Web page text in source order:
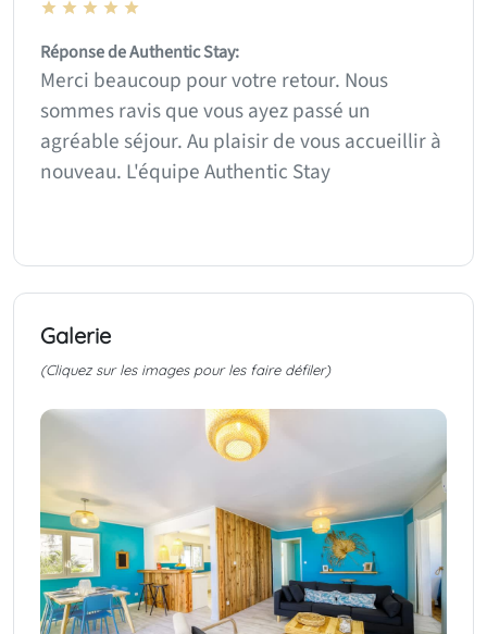
Réponse de Authentic Stay:
Merci beaucoup pour votre retour. Nous
sommes ravis que vous ayez passé un
agréable séjour. Au plaisir de vous accueillir à
nouveau. L'équipe Authentic Stay
Galerie
(Cliquez sur les images pour les faire défiler)